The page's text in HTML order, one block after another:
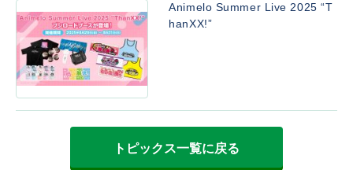
Animelo Summer Live 2025 “T
hanXX!”
トピックス一覧に戻る